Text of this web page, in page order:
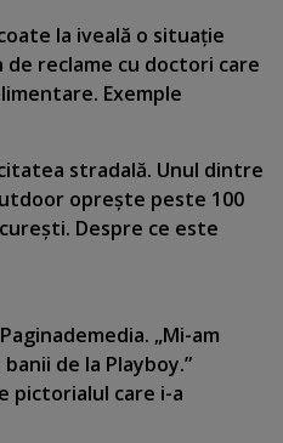
la iveală o situaţie
reclame cu doctori care
Exemple
stradală. Unul dintre
opreşte peste 100
Despre ce este
„Mi-am
de la Playboy.”
pictorialul care i-a